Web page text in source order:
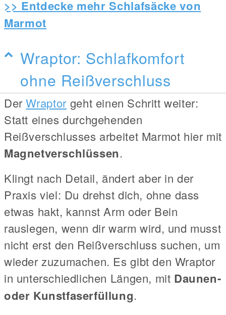
>> Entdecke mehr Schlafsäcke von
Marmot
Wraptor: Schlafkomfort
ohne Reißverschluss
DerWraptor geht einen Schritt weiter:
Statt eines durchgehenden
Reißverschlusses arbeitet Marmot hier mit
Magnetverschlüssen.
Klingt nach Detail, ändert aber in der
Praxis viel: Du drehst dich, ohne dass
etwas hakt, kannst Arm oder Bein
rauslegen, wenn dir warm wird, und musst
nicht erst den Reißverschluss suchen, um
wieder zuzumachen. Es gibt den Wraptor
in unterschiedlichen Längen, mit Daunen-
oder Kunstfaserfüllung.